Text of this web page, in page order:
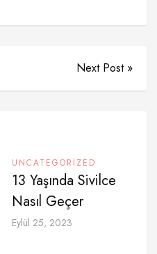
Next Post »
UNCATEGORIZED
13 Yaşında Sivilce
Nasıl Geçer
Eylül 25, 2023